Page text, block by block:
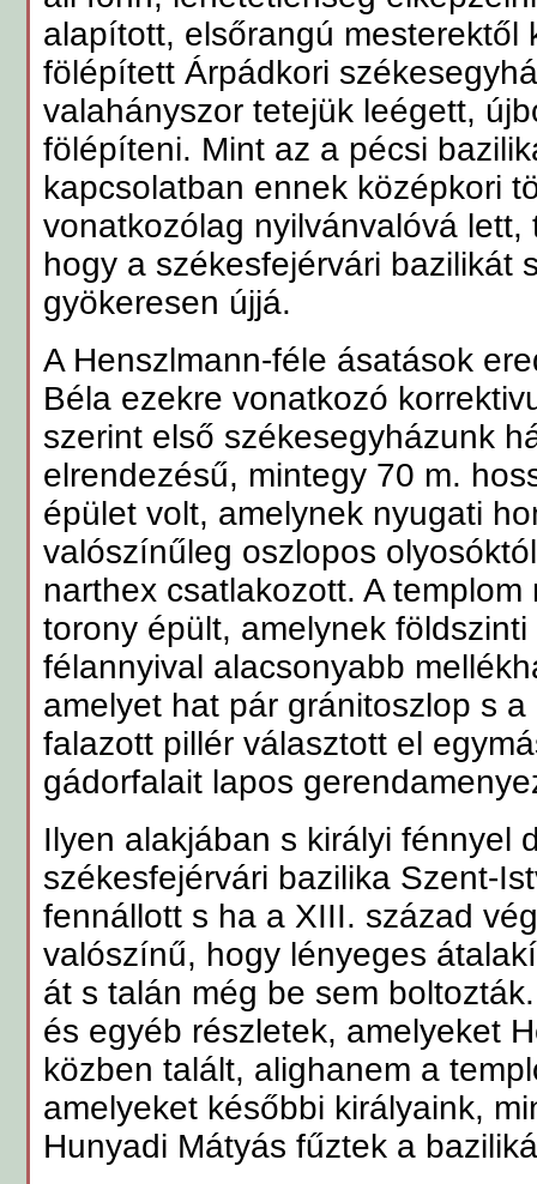
alapított, elsőrangú mesterektől
fölépített Árpádkori
valahányszor tetejük leégett,
fölépíteni. Mint az a pécsi
kapcsolatban ennek középkori
vonatkozólag nyilvánvalóvá lett,
hogy a székesfejérvári bazilikát
gyökeresen újjá.
A Henszlmann-féle ásatások
Béla ezekre vonatkozó
szerint első székesegyházunk
elrendezésű, mintegy 70 m.
épület volt, amelynek nyugati
valószínűleg oszlopos
narthex csatlakozott. A
torony épült, amelynek
félannyival alacsonyabb
amelyet hat pár gránitoszlop s
falazott pillér választott el
gádorfalait lapos
Ilyen alakjában s királyi fénnyel
székesfejérvári bazilika Szent-
fennállott s ha a XIII. század
valószínű, hogy lényeges
át s talán még be sem
és egyéb részletek, amelyeket
közben talált, alighanem a
amelyeket későbbi királyaink,
Hunyadi Mátyás fűztek a